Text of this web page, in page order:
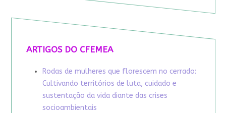
ARTIGOS DO CFEMEA
Rodas de mulheres que florescem no cerrado:
Cultivando territórios de luta, cuidado e
sustentação da vida diante das crises
socioambientais